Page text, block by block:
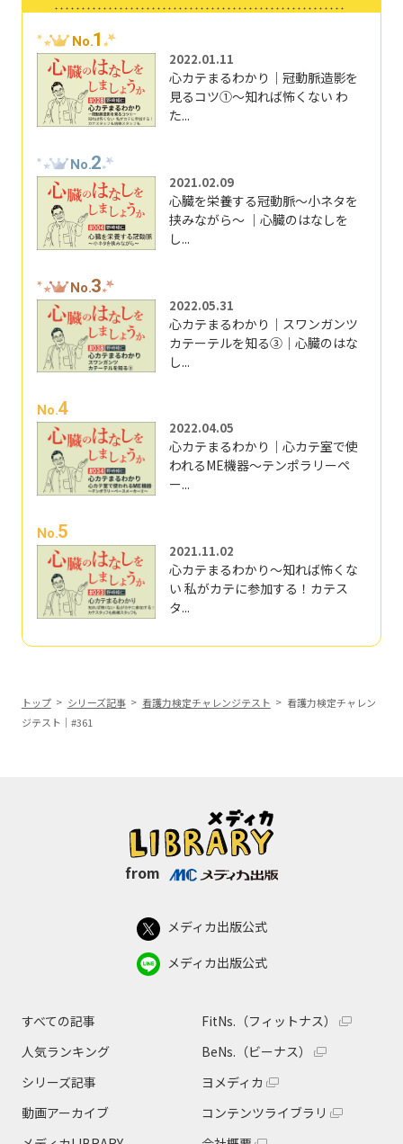
No.1
2022.01.11
心カテまるわかり｜冠動脈造影を
見るコツ①～知れば怖くない わ
た...
No.2
2021.02.09
心臓を栄養する冠動脈～小ネタを
挟みながら～ ｜心臓のはなしを
し...
No.3
2022.05.31
心カテまるわかり｜スワンガンツ
カテーテルを知る③｜心臓のはな
し...
No.4
2022.04.05
心カテまるわかり｜心カテ室で使
われるME機器～テンポラリーペ
ー...
No.5
2021.11.02
心カテまるわかり～知れば怖くな
い 私がカテに参加する！カテス
タ...
トップ シリーズ記事 看護力検定チャレンジテスト
看護力検定チャレン
ジテスト｜#361
from
メディカ出版公式
メディカ出版公式
すべての記事
人気ランキング
シリーズ記事
動画アーカイブ
FitNs.（フィットナス）
BeNs.（ビーナス）
ヨメディカ
コンテンツライブラリ